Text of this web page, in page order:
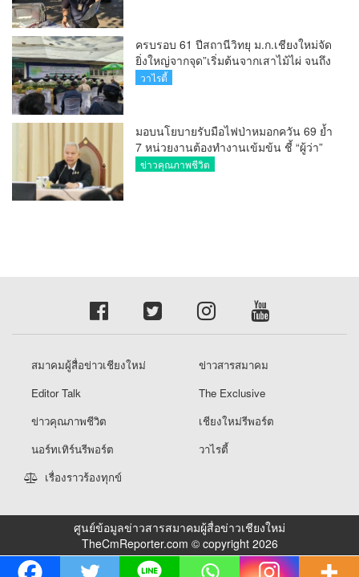
ครบรอบ 61 ปีสถานีวิทยุ ม.ก.เชียงใหม่จัด
ยิ่งใหญ่จากจุด”เริ่มต้นจากเสาไม้ไผ่ จนถึง
วันที่มี KURplus ในวันนี้”
วาไรตี้
มอบนโยบายรับมือไฟป่าหมอกควัน 69 ย้ำ
7 หน่วยงานต้องทำงานเข้มข้น ชี้ “ผู้ว่า”
คีย์แมนสำคัญทำปัญหาลด
ข่าวคุณภาพชีวิต
สมาคมผู้สื่อข่าวเชียงใหม่
ข่าวสารสมาคม
Editor Talk
The Exclusive
ข่าวคุณภาพชีวิต
เชียงใหม่รีพอร์ต
นอร์ทเทิร์นรีพอร์ต
วาไรตี้
เรื่องราวร้องทุกข์
ศูนย์ข้อมูลข่าวสารสมาคมผู้สื่อข่าวเชียงใหม่
TheCmReporter.com © copyright 2026